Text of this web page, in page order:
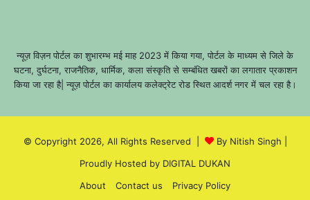
न्यूज़ विज़न पोर्टल का शुभारम्भ मई माह 2023 में किया गया, पोर्टल के माध्यम से जिले के
घटना, दुर्घटना, राजनैतिक, धार्मिक, कला संस्कृति से सम्बंधित खबरों का लगातार प्रकाशन
किया जा रहा है| न्यूज़ पोर्टल का कार्यालय कलेक्ट्रेट रोड स्थित आदर्श नगर में चल रहा है।
© Copyright 2026, All Rights Reserved | By Nitish Singh
Proudly Hosted by DIGITAL DUKAN
About
Contact us Privacy Policy